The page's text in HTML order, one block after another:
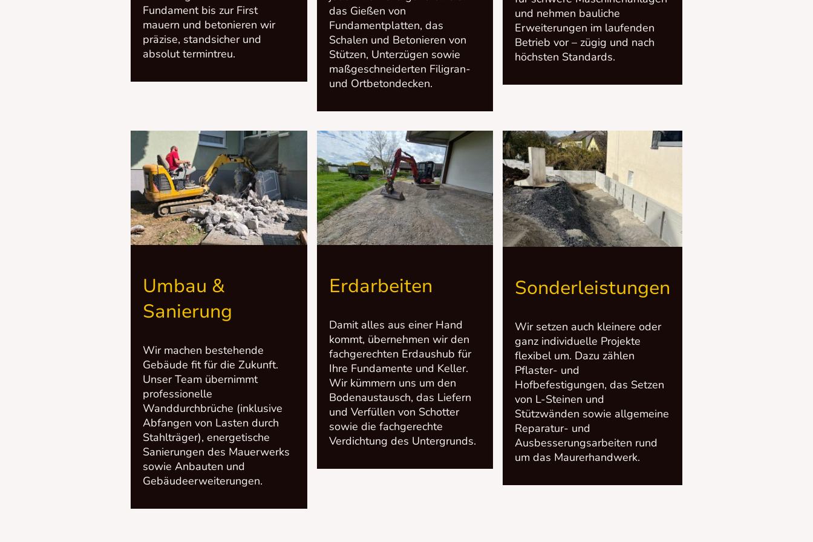
Fundament bis zur First
mauern und betonieren wir
präzise, standsicher und
absolut termintreu.
das Gießen von
Fundamentplatten, das
Schalen und Betonieren von
Stützen, Unterzügen sowie
maßgeschneiderten Filigran-
und Ortbetondecken.
und nehmen bauliche
Erweiterungen im laufenden
Betrieb vor – zügig und nach
höchsten Standards.
Umbau &
Sanierung
Wir machen bestehende
Gebäude fit für die Zukunft.
Unser Team übernimmt
professionelle
Wanddurchbrüche (inklusive
Abfangen von Lasten durch
Stahlträger), energetische
Sanierungen des Mauerwerks
sowie Anbauten und
Gebäudeerweiterungen.
Erdarbeiten
Damit alles aus einer Hand
kommt, übernehmen wir den
fachgerechten Erdaushub für
Ihre Fundamente und Keller.
Wir kümmern uns um den
Bodenaustausch, das Liefern
und Verfüllen von Schotter
sowie die fachgerechte
Verdichtung des Untergrunds.
Sonderleistungen
Wir setzen auch kleinere oder
ganz individuelle Projekte
flexibel um. Dazu zählen
Pflaster- und
Hofbefestigungen, das Setzen
von L-Steinen und
Stützwänden sowie allgemeine
Reparatur- und
Ausbesserungsarbeiten rund
um das Maurerhandwerk.